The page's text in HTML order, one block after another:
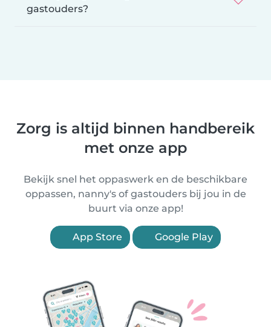
gastouders?
Zorg is altijd binnen handbereik
met onze app
Bekijk snel het oppaswerk en de beschikbare
oppassen, nanny's of gastouders bij jou in de
buurt via onze app!
App Store Google Play